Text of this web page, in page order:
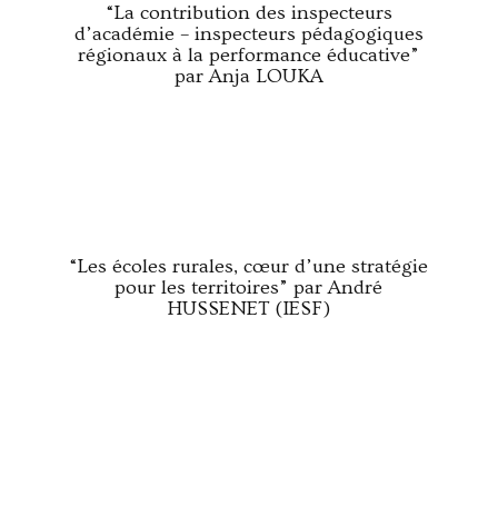
“La contribution des inspecteurs
d’académie – inspecteurs pédagogiques
régionaux à la performance éducative”
par Anja LOUKA
“Les écoles rurales, cœur d’une stratégie
pour les territoires” par André
HUSSENET (IESF)